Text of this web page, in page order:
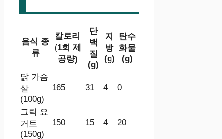
음식 종
류
칼로리
(1회 제
공량)
단
백
질
(g)
지
방
(g)
탄수
화물
(g)
닭 가슴
살
(100g)
165 31 4 0
그릭 요
거트
(150g)
150 15 4 20